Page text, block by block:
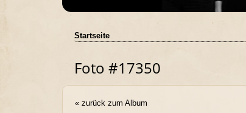
Startseite
Foto #17350
« zurück zum Album